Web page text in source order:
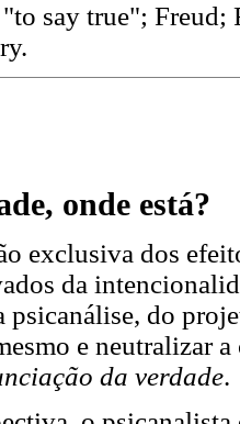
"to say true";
onde está?
exclusiva dos
da
psicanálise, do
e neutralizar
da verdade.